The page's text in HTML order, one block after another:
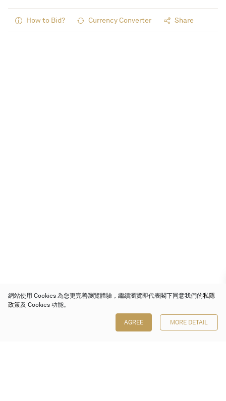
How to Bid? Currency Converter Share
網站使用 Cookies 為您更完善瀏覽體驗，繼續瀏覽即代表閣下同意我們的私隱
政策及 Cookies 功能。
AGREE MORE DETAIL